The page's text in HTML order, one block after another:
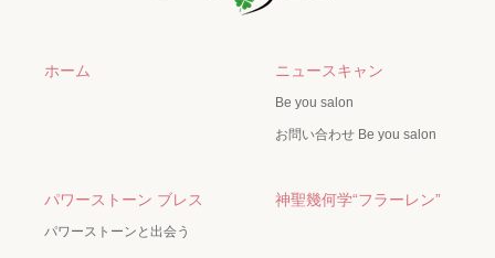
ホーム ニュースキャン
Be you salon
お問い合わせ Be you salon
パワーストーン ブレス
パワーストーンと出会う
神聖幾何学“フラーレン”